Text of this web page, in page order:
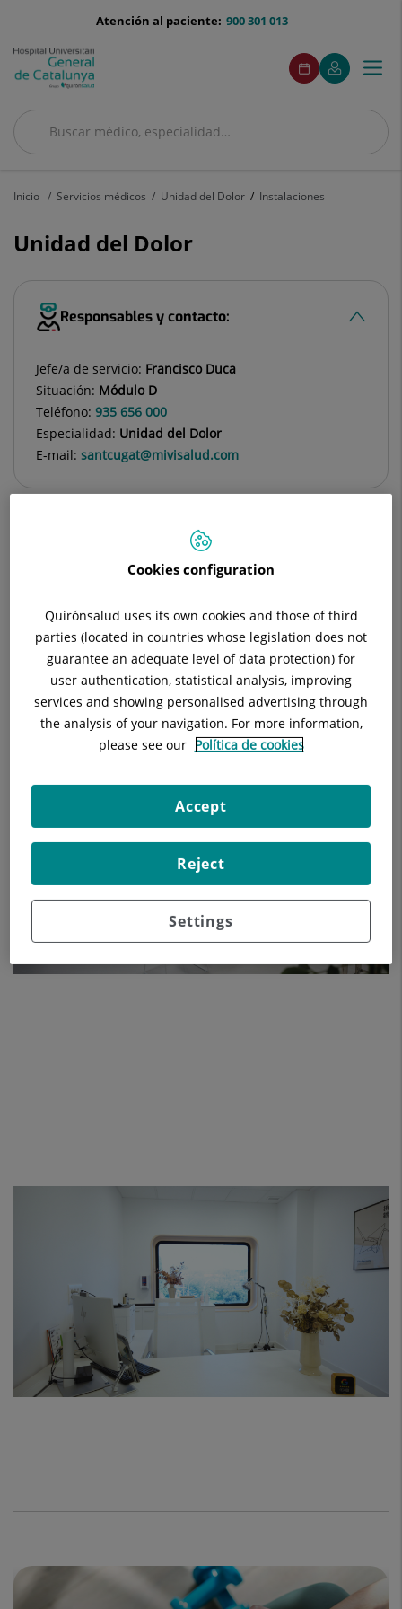
menu-
900 301 013
Atención al paciente:
Buscar
Buscar
menuAcceso
Pedir
cita
Este
enlace
se
en
Mi
Quirónsalud
Este
enlace
se
en
ventana
Menú
Inicio Servicios médicos Unidad del Dolor Instalaciones
Unidad del Dolor
Responsables y contacto:
Jefe/a de servicio: Francisco Duca
Situación: Módulo D
Teléfono: 935 656 000
Especialidad: Unidad del Dolor
E-mail: santcugat@mivisalud.com
Cookies configuration
Quirónsalud uses its own cookies and those of third
parties (located in countries whose legislation does not
guarantee an adequate level of data protection) for
user authentication, statistical analysis, improving
services and showing personalised advertising through
the analysis of your navigation. For more information,
please see our Política de cookies
Settings
Reject
Accept